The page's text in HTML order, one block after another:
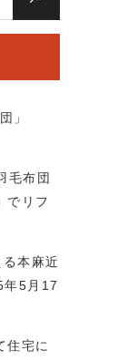
」
毛布団
でリフ
本麻近
5月17
住宅に